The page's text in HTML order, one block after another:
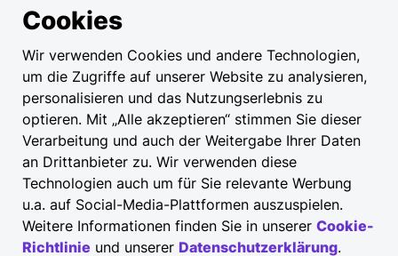
Cookies
Wir verwenden Cookies und andere Technologien,
um die Zugriffe auf unserer Website zu analysieren,
personalisieren und das Nutzungserlebnis zu
optieren. Mit „Alle akzeptieren“ stimmen Sie dieser
Verarbeitung und auch der Weitergabe Ihrer Daten
an Drittanbieter zu. Wir verwenden diese
Technologien auch um für Sie relevante Werbung
u.a. auf Social-Media-Plattformen auszuspielen.
Weitere Informationen finden Sie in unserer Cookie-
Richtlinie und unserer Datenschutzerklärung.